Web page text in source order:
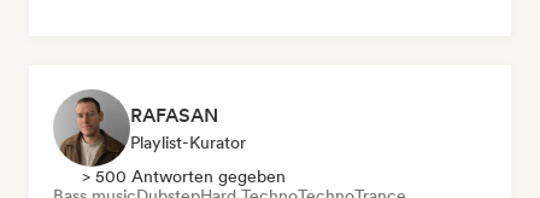
RAFASAN
Playlist-Kurator
> 500 Antworten gegeben